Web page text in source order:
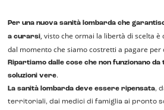
Per una nuova sanità lombarda che
a curarsi, visto che ormai la libertà di scelta è
dal momento che siamo costretti a pagare per
Ripartiamo dalle cose che non funzionano
soluzioni vere.
La sanità lombarda deve essere ripensata,
territoriali, dai medici di famiglia ai pronto